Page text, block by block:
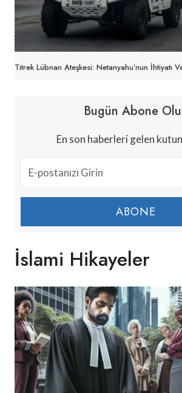
Titrek Lübnan Ateşkesi: Netanyahu’nun İhtiyatı
Bugün Abone
En son haberleri gelen
ABONE
İslami Hikayeler